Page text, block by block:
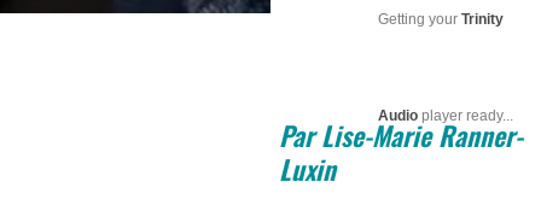
Getting your Trinity
Audioplayer ready...
Par Lise-Marie Ranner-
Luxin